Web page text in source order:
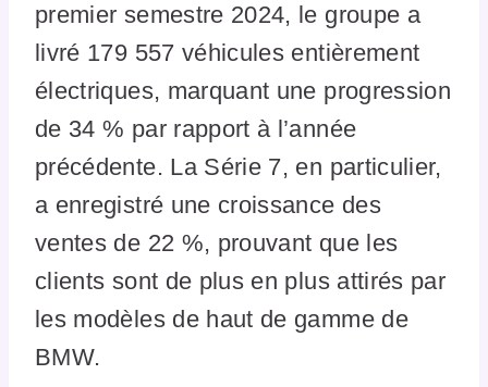
premier semestre 2024, le groupe a
livré 179 557 véhicules entièrement
électriques, marquant une progression
de 34 % par rapport à l’année
précédente. La Série 7, en particulier,
a enregistré une croissance des
ventes de 22 %, prouvant que les
clients sont de plus en plus attirés par
les modèles de haut de gamme de
BMW.